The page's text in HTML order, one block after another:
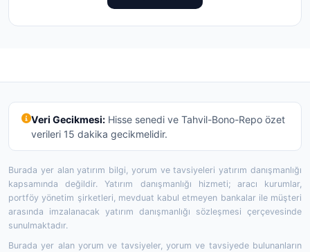
Veri Gecikmesi:Hisse senedi ve Tahvil-Bono-Repo özet
verileri 15 dakika gecikmelidir.
Burada yer alan yatırım bilgi, yorum ve tavsiyeleri yatırım danışmanlığı
kapsamında değildir. Yatırım danışmanlığı hizmeti; aracı kurumlar,
portföy yönetim şirketleri, mevduat kabul etmeyen bankalar ile müşteri
arasında imzalanacak yatırım danışmanlığı sözleşmesi çerçevesinde
sunulmaktadır.
Burada yer alan yorum ve tavsiyeler, yorum ve tavsiyede bulunanların